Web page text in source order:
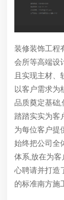
装修装饰工程
会所等高端设
且实现主材、
以客户需求为
品质奠定基础
踏踏实实为客
为每位客户提
始终把公司全
体系,放在为
心聘请并打造
的标准南方施